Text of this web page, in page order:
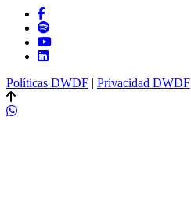
Políticas DWDF | Privacidad DWDF